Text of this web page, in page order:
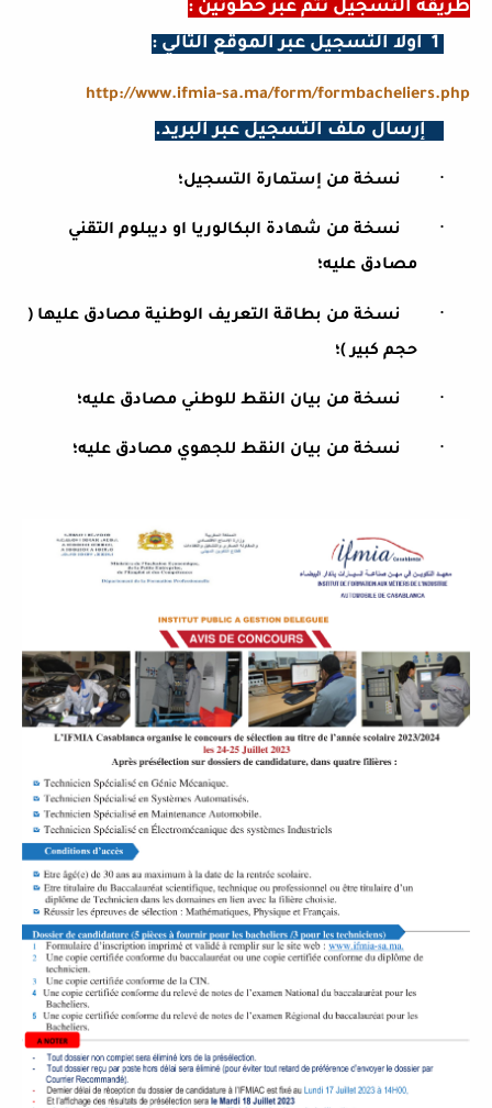
طريقة التسجيل تتم عبر خطوتين :
1 أولا التسجيل عبر الموقع التالي :
http://www.ifmia-sa.ma/form/formbacheliers.php
· نسخة من إستمارة التسجيل؛
·
نسخة من شهادة البكالوريا او ديبلوم التقني
مصادق عليه؛
·
نسخة من بطاقة التعريف الوطنية مصادق عليها (
حجم كبير )؛
· نسخة من بيان النقط للوطني مصادق عليه؛
· نسخة من بيان النقط للجهوي مصادق عليه؛